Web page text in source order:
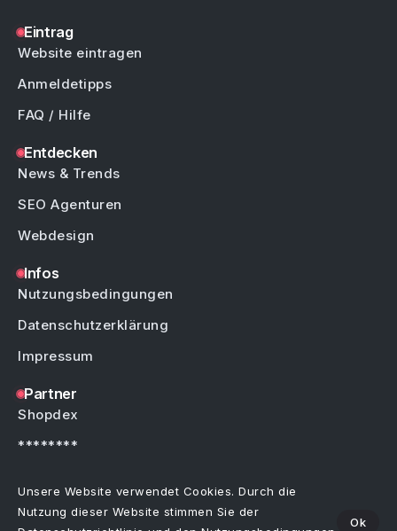
Eintrag
Website eintragen
Anmeldetipps
FAQ / Hilfe
Entdecken
News & Trends
SEO Agenturen
Webdesign
Infos
Nutzungsbedingungen
Datenschutzerklärung
Impressum
Partner
Shopdex
********
Unsere Website verwendet Cookies. Durch die
Nutzung dieser Website stimmen Sie der
Ok